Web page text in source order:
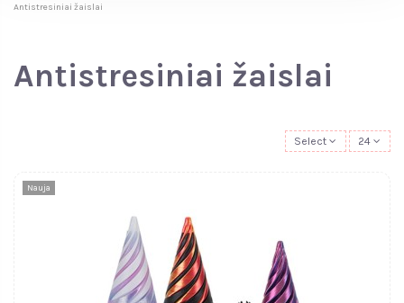
Antistresiniai žaislai
Antistresiniai žaislai
Select 24
Nauja